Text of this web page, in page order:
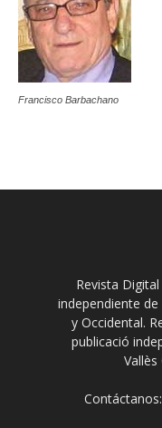
Francisco Barbachano
Revista
independiente
y Occidental.
publicació
Contáctanos: